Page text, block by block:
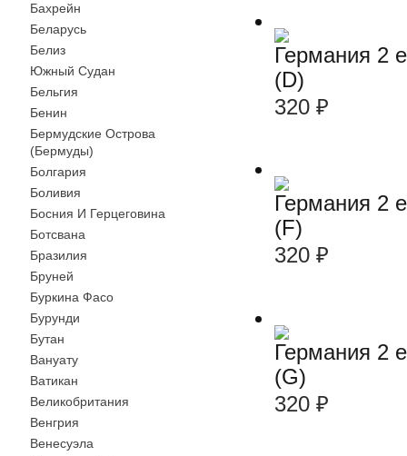
Бахрейн
Беларусь
Белиз
Южный Судан
Бельгия
Бенин
Бермудские Острова
(Бермуды)
Болгария
Боливия
Босния И Герцеговина
Ботсвана
Бразилия
Бруней
Буркина Фасо
Бурунди
Бутан
Вануату
Ватикан
Великобритания
Венгрия
Венесуэла
Германия 2
(D)
320 ₽
Германия 2
(F)
320 ₽
Германия 2
(G)
320 ₽